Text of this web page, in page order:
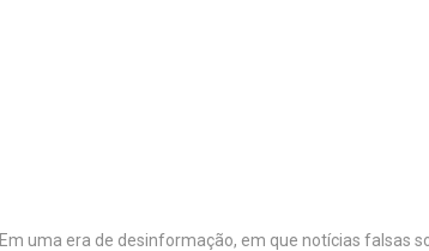
Em uma era de desinformação, em que notícias falsas